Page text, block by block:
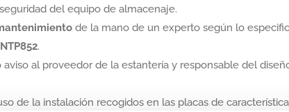
del equipo de almacenaje.
de la mano de un experto según lo
NTP852.
al proveedor de la estantería y responsable del
de la instalación recogidos en las placas de